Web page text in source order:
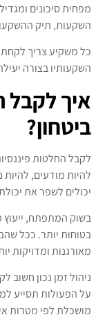
מפחית סיכונים
השקעות, תיק
כל משקיע צריך לקחת
השקעותיו בצורה
איך לקבל
ביטחון?
לקבל החלטות
להיות מודעים, להיות
יכולים לשפר את
בשוק המתפתח, ייעוץ
בטוחות יותר. ככל
מאורגנות ומדויקות
ניהול זמן נכון
על הפעולות תסייע
מושכלת לפי מטרות